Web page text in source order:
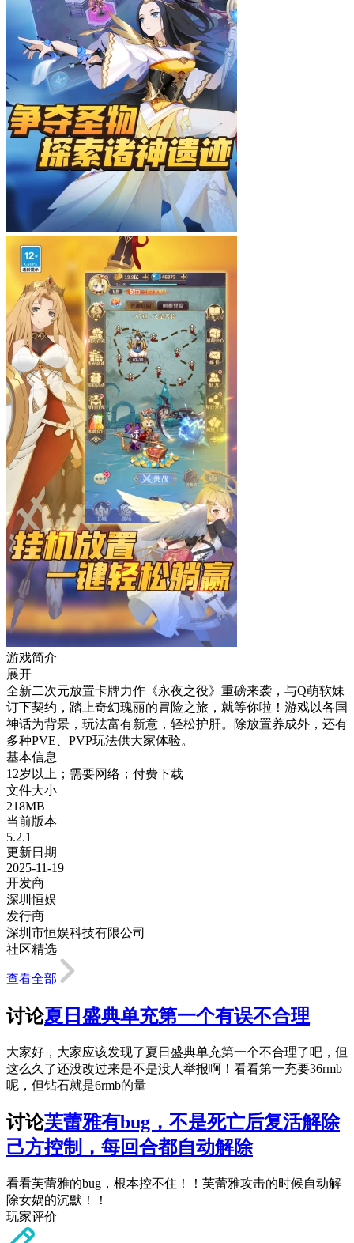
游戏简介
展开
全新二次元放置卡牌力作《永夜之役》重磅来袭，与Q萌软妹
订下契约，踏上奇幻瑰丽的冒险之旅，就等你啦！游戏以各国
神话为背景，玩法富有新意，轻松护肝。除放置养成外，还有
多种PVE、PVP玩法供大家体验。
基本信息
12岁以上；需要网络；付费下载
文件大小
218MB
当前版本
5.2.1
更新日期
2025-11-19
开发商
深圳恒娱
发行商
深圳市恒娱科技有限公司
社区精选
查看全部
讨论夏日盛典单充第一个有误不合理
大家好，大家应该发现了夏日盛典单充第一个不合理了吧，但
这么久了还没改过来是不是没人举报啊！看看第一充要36rmb
呢，但钻石就是6rmb的量
讨论芙蕾雅有bug，不是死亡后复活解除
己方控制，每回合都自动解除
看看芙蕾雅的bug，根本控不住！！芙蕾雅攻击的时候自动解
除女娲的沉默！！
玩家评价